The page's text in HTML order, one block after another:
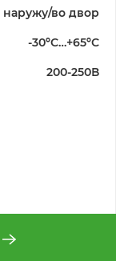
наружу/во двор
-30ºС…+65ºС
200-250В